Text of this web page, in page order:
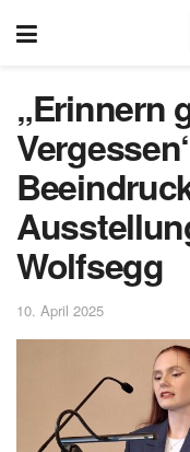
„Erinnern
Wolfsegg
10. April 2025